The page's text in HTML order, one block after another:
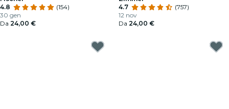
4.8
(154)
30 gen
Da 24,00 €
4.7
(757)
12 nov
Da 24,00 €